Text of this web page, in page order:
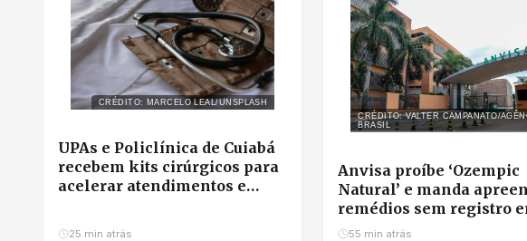
CRÉDITO: MARCELO LEAL/UNSPLASH
UPAs e Policlínica de Cuiabá
recebem kits cirúrgicos para
acelerar atendimentos e
25 min atrás
CRÉDITO: VALTER CAMPANATO/
BRASIL
Anvisa proíbe ‘Ozempic
Natural’ e manda
remédios sem registro
todo o Brasil
55 min atrás